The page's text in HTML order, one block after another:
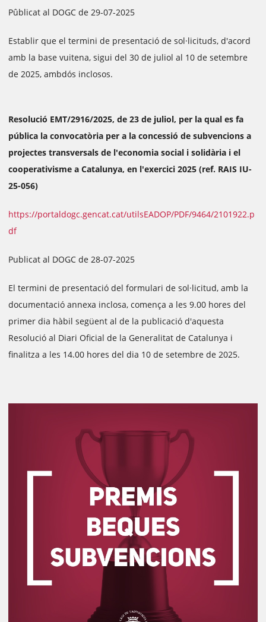
Pûblicat al DOGC de 29-07-2025
Establir que el termini de presentació de sol·licituds, d'acord
amb la base vuitena, sigui del 30 de juliol al 10 de setembre
de 2025, ambdós inclosos.
Resolució EMT/2916/2025, de 23 de juliol, per la qual es fa
pública la convocatòria per a la concessió de subvencions a
projectes transversals de l'economia social i solidària i el
cooperativisme a Catalunya, en l'exercici 2025 (ref. RAIS IU-
25-056)
https://portaldogc.gencat.cat/utilsEADOP/PDF/9464/2101922.p
df
Publicat al DOGC de 28-07-2025
El termini de presentació del formulari de sol·licitud, amb la
documentació annexa inclosa, comença a les 9.00 hores del
primer dia hàbil següent al de la publicació d'aquesta
Resolució al Diari Oficial de la Generalitat de Catalunya i
finalitza a les 14.00 hores del dia 10 de setembre de 2025.